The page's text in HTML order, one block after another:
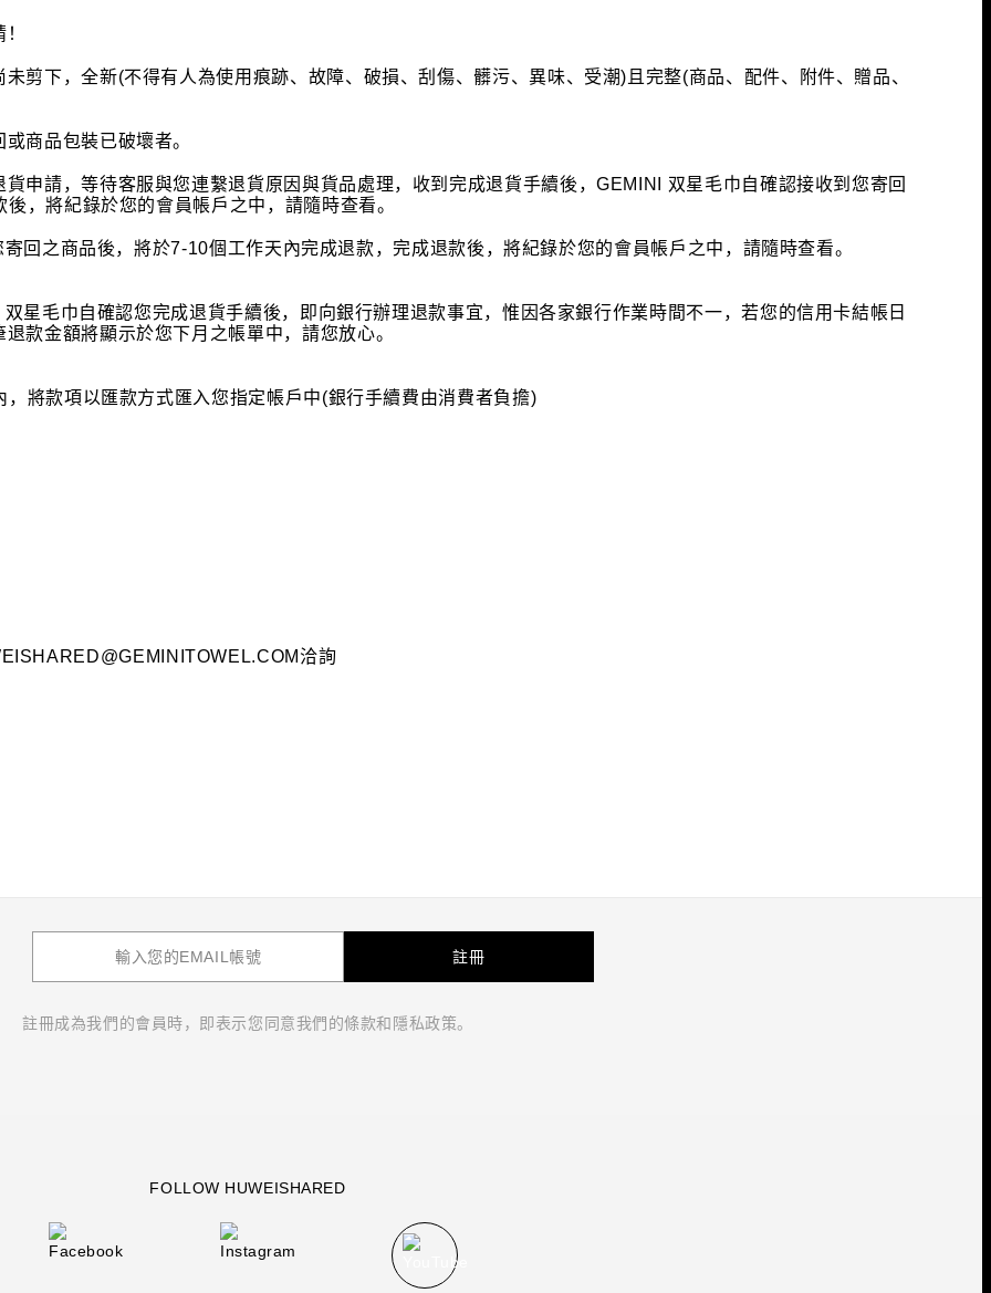
剪下，全新(不得有人為使用痕跡、故障、破損、刮傷、髒污、異味、受潮)且完整(商品、配件、附件、贈品、
商品包裝已破壞者。
申請，等待客服與您連繫退貨原因與貨品處理，收到完成退貨手續後，GEMINI 双星毛巾自確認接收到您寄回
，將紀錄於您的會員帳戶之中，請隨時查看。
回之商品後，將於7-10個工作天內完成退款，完成退款後，將紀錄於您的會員帳戶之中，請隨時查看。
星毛巾自確認您完成退貨手續後，即向銀行辦理退款事宜，惟因各家銀行作業時間不一，若您的信用卡結帳日
款金額將顯示於您下月之帳單中，請您放心。
將款項以匯款方式匯入您指定帳戶中(銀行手續費由消費者負擔)
洽詢
註冊
註冊成為我們的會員時，即表示您同意我們的條款和隱私政策。
FOLLOW HUWEISHARED